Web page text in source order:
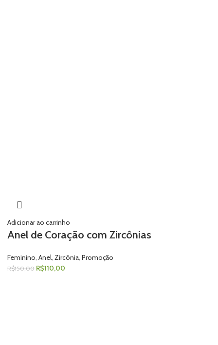
Adicionar ao carrinho
Anel de Coração com Zircônias
Feminino, Anel, Zircônia, Promoção
R$150,00 R$110,00